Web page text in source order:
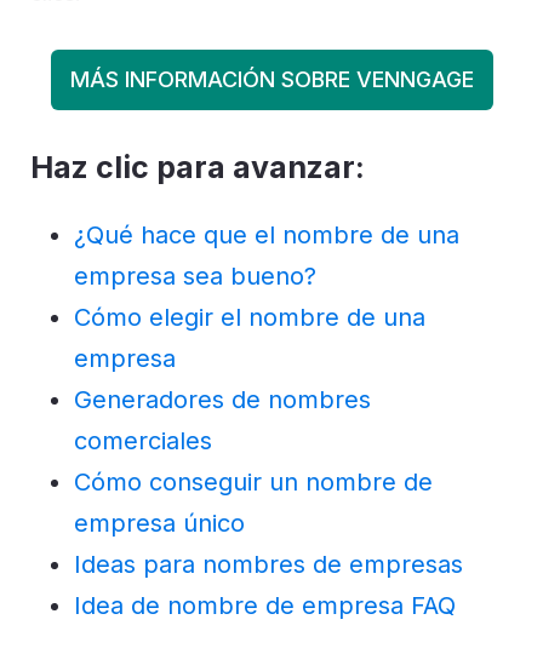
MÁS INFORMACIÓN SOBRE VENNGAGE
Haz clic para avanzar:
¿Qué hace que el nombre de una
empresa sea bueno?
Cómo elegir el nombre de una
empresa
Generadores de nombres
comerciales
Cómo conseguir un nombre de
empresa único
Ideas para nombres de empresas
Idea de nombre de empresa FAQ